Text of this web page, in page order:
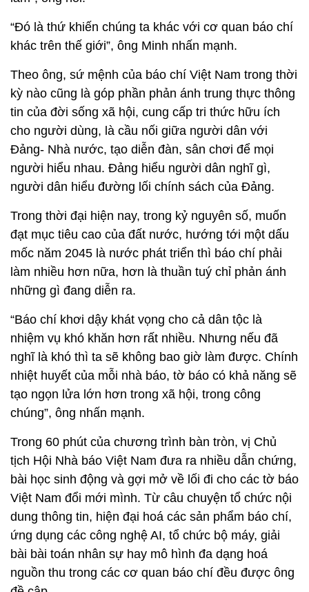
“Đó là thứ khiến chúng ta khác với cơ quan báo chí
khác trên thế giới”, ông Minh nhấn mạnh.
Theo ông, sứ mệnh của báo chí Việt Nam trong thời
kỳ nào cũng là góp phần phản ánh trung thực thông
tin của đời sống xã hội, cung cấp tri thức hữu ích
cho người dùng, là cầu nối giữa người dân với
Đảng- Nhà nước, tạo diễn đàn, sân chơi để mọi
người hiểu nhau. Đảng hiểu người dân nghĩ gì,
người dân hiểu đường lối chính sách của Đảng.
Trong thời đại hiện nay, trong kỷ nguyên số, muốn
đạt mục tiêu cao của đất nước, hướng tới một dấu
mốc năm 2045 là nước phát triển thì báo chí phải
làm nhiều hơn nữa, hơn là thuần tuý chỉ phản ánh
những gì đang diễn ra.
“Báo chí khơi dậy khát vọng cho cả dân tộc là
nhiệm vụ khó khăn hơn rất nhiều. Nhưng nếu đã
nghĩ là khó thì ta sẽ không bao giờ làm được. Chính
nhiệt huyết của mỗi nhà báo, tờ báo có khả năng sẽ
tạo ngọn lửa lớn hơn trong xã hội, trong công
chúng”, ông nhấn mạnh.
Trong 60 phút của chương trình bàn tròn, vị Chủ
tịch Hội Nhà báo Việt Nam đưa ra nhiều dẫn chứng,
bài học sinh động và gợi mở về lối đi cho các tờ báo
Việt Nam đổi mới mình. Từ câu chuyện tổ chức nội
dung thông tin, hiện đại hoá các sản phẩm báo chí,
ứng dụng các công nghệ AI, tổ chức bộ máy, giải
bài bài toán nhân sự hay mô hình đa dạng hoá
nguồn thu trong các cơ quan báo chí đều được ông